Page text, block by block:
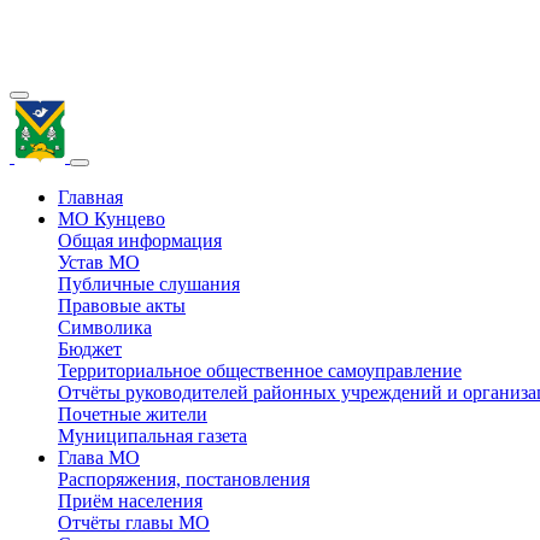
Главная
МО Кунцево
Общая информация
Устав МО
Публичные слушания
Правовые акты
Символика
Бюджет
Территориальное общественное самоуправление
Отчёты руководителей районных учреждений и
Почетные жители
Муниципальная газета
Глава МО
Распоряжения, постановления
Приём населения
Отчёты главы МО